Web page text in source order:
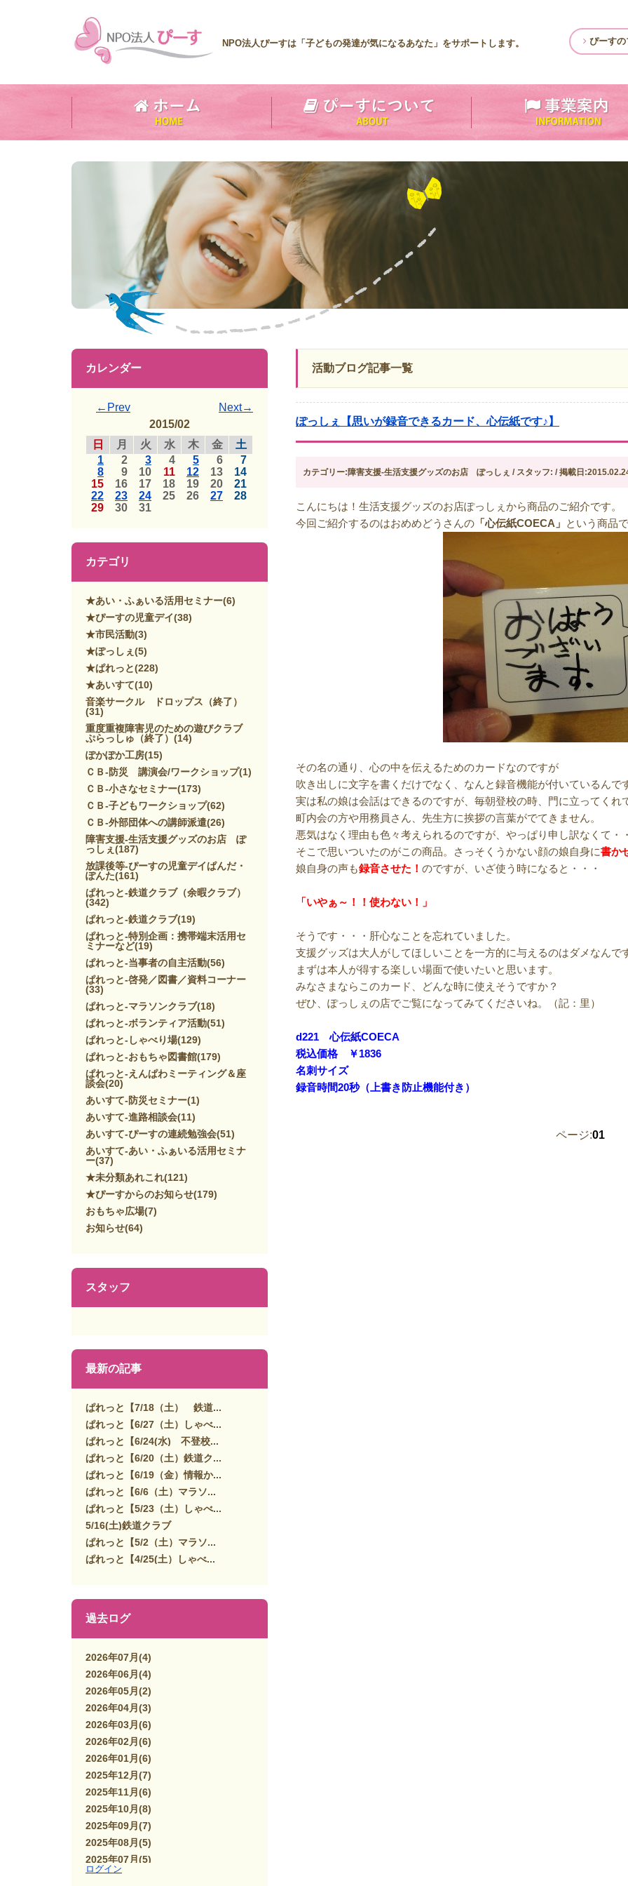
NPO法人ぴーすは「子どもの発達が気になるあなた」をサポートします。 ぴーすの
活動ブログ記事一覧
ぽっしぇ【思いが録音できるカード、心伝紙です♪】
カテゴリー:障害支援-生活支援グッズのお店 ぽっしぇ / スタッフ: / 掲載日
こんにちは！生活支援グッズのお店ぽっしぇから商品のご紹介です。
今回ご紹介するのはおめめどうさんの 「心伝紙COECA」 という商品で
その名の通り、心の中を伝えるためのカードなのですが
吹き出しに文字を書くだけでなく、なんと録音機能が付いているんで
実は私の娘は会話はできるのですが、毎朝登校の時、門に立ってくれ
町内会の方や用務員さん、先生方に挨拶の言葉がでてきません。
悪気はなく理由も色々考えられるのですが、やっぱり申し訳なくて・
そこで思いついたのがこの商品。さっそくうかない顔の娘自身に書か
娘自身の声も録音させた！ のですが、いざ使う時になると・・・
「いやぁ～！！使わない！」
そうです・・・肝心なことを忘れていました。
支援グッズは大人がしてほしいことを一方的に与えるのはダメなんで
まずは本人が得する楽しい場面で使いたいと思います。
みなさまならこのカード、どんな時に使えそうですか？
ぜひ、ぽっしぇの店でご覧になってみてくださいね。（記：里）
d221 心伝紙COECA
税込価格 ￥1836
名刺サイズ
録音時間20秒（上書き防止機能付き）
ページ:01
カレンダー
←Prev
Next→
2015/02
日
月 火 水 木 金
土
1
2 3 4 5 6
7
8
9 10 11 12 13
14
15
16 17 18 19 20
21
22
23 24 25 26 27
28
29
30 31
カテゴリ
★あい・ふぁいる活用セミナー(6)
★ぴーすの児童デイ(38)
★市民活動(3)
★ぽっしぇ (5)
★ぱれっと(228)
★あいすて(10)
音楽サークル ドロップス（終了）
(31)
重度重複障害児のための遊びクラブ
ぷらっしゅ（終了） (14)
ぽかぽか工房(15)
ＣＢ-防災 講演会/ワークショップ(1)
ＣＢ-小さなセミナー(173)
ＣＢ-子どもワークショップ(62)
ＣＢ-外部団体への講師派遣(26)
障害支援-生活支援グッズのお店 ぽ
っしぇ (187)
放課後等-ぴーすの児童デイぱんだ・
ぽんた(161)
ぱれっと-鉄道クラブ（余暇クラブ）
(342)
ぱれっと-鉄道クラブ(19)
ぱれっと-特別企画：携帯端末活用セ
ミナーなど(19)
ぱれっと-当事者の自主活動(56)
ぱれっと-啓発／図書／資料コーナー
(33)
ぱれっと-マラソンクラブ(18)
ぱれっと-ボランティア活動(51)
ぱれっと-しゃべり場(129)
ぱれっと-おもちゃ図書館(179)
ぱれっと-えんぱわミーティング＆座
談会(20)
あいすて-防災セミナー(1)
あいすて-進路相談会(11)
あいすて-ぴーすの連続勉強会(51)
あいすて-あい・ふぁいる活用セミナ
ー(37)
★未分類あれこれ(121)
★ぴーすからのお知らせ(179)
おもちゃ広場(7)
お知らせ(64)
スタッフ
最新の記事
ぱれっと【7/18（土） 鉄道...
ぱれっと【6/27（土）しゃべ...
ぱれっと【6/24(水) 不登校...
ぱれっと【6/20（土）鉄道ク...
ぱれっと【6/19（金）情報か...
ぱれっと【6/6（土）マラソ...
ぱれっと【5/23（土）しゃべ...
5/16(土)鉄道クラブ
ぱれっと【5/2（土）マラソ...
ぱれっと【4/25(土）しゃべ...
過去ログ
2026年07月 (4)
2026年06月 (4)
2026年05月 (2)
2026年04月 (3)
2026年03月 (6)
2026年02月 (6)
2026年01月 (6)
2025年12月 (7)
2025年11月 (6)
2025年10月 (8)
2025年09月 (7)
2025年08月 (5)
2025年07月 (5)
2025年06月
ログイン